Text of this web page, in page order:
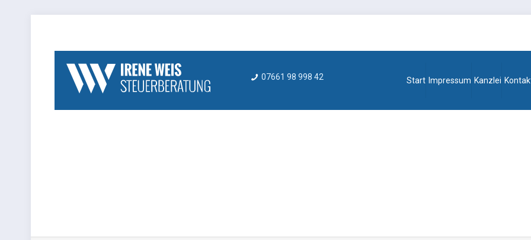
07661 98 998 42 Start Impressum Kanzlei